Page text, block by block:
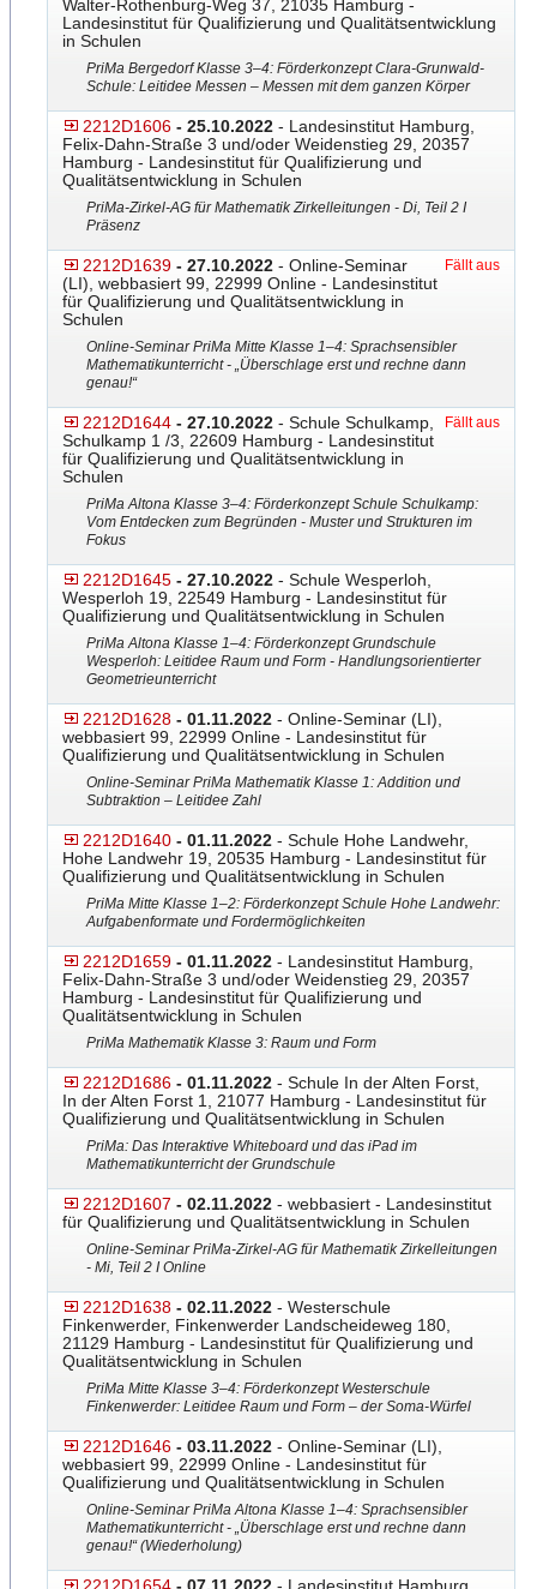
Walter-Rothenburg-Weg 37, 21035 Hamburg -
Landesinstitut für Qualifizierung und Qualitätsentwicklung
in Schulen
PriMa Bergedorf Klasse 3–4: Förderkonzept Clara-Grunwald-
Schule: Lei​tidee Messen – Messen mit dem ganzen Körper
2212D1606 - 25.10.2022 - Landesinstitut Hamburg,
Felix-Dahn-Straße 3 und/oder Weidenstieg 29, 20357
Hamburg - Landesinstitut für Qualifizierung und
Qualitätsentwicklung in Schulen
PriMa-Zirkel-AG für Mathematik Zirkelleitungen - Di, Teil 2 I
Präsenz
2212D1639 - 27.10.2022 - Online-Seminar
(LI), webbasiert 99, 22999 Online - Landesinstitut
für Qualifizierung und Qualitätsentwicklung in
Schulen
Fällt aus
Online-Seminar PriMa Mitte Klasse 1–4: Sprachsensibler
Mathematikunterricht - „Überschlage erst und rechne dann
genau!“
2212D1644 - 27.10.2022 - Schule Schulkamp,
Schulkamp 1 /3, 22609 Hamburg - Landesinstitut
für Qualifizierung und Qualitätsentwicklung in
Schulen
Fällt aus
PriMa Altona Klasse 3–4: Förderkonzept Schule Schulkamp:
Vom Entdecken zum Begründen - Muster und Strukturen im
Fokus
2212D1645 - 27.10.2022 - Schule Wesperloh,
Wesperloh 19, 22549 Hamburg - Landesinstitut für
Qualifizierung und Qualitätsentwicklung in Schulen
PriMa Altona Klasse 1–4: Förderkonzept Grundschule
Wesperloh: Leitidee Raum und Form - Handlungsorientierter
Geometrieunterricht
2212D1628 - 01.11.2022 - Online-Seminar (LI),
webbasiert 99, 22999 Online - Landesinstitut für
Qualifizierung und Qualitätsentwicklung in Schulen
Online-Seminar PriMa Mathematik Klasse 1: Addition und
Subtraktion – Leitidee Zahl
2212D1640 - 01.11.2022 - Schule Hohe Landwehr,
Hohe Landwehr 19, 20535 Hamburg - Landesinstitut für
Qualifizierung und Qualitätsentwicklung in Schulen
PriMa Mitte Klasse 1–2: Förderkonzept Schule Hohe Landwehr:
Aufgabenformate und Fordermöglichkeiten
2212D1659 - 01.11.2022 - Landesinstitut Hamburg,
Felix-Dahn-Straße 3 und/oder Weidenstieg 29, 20357
Hamburg - Landesinstitut für Qualifizierung und
Qualitätsentwicklung in Schulen
PriMa Mathematik Klasse 3: Raum und Form
2212D1686 - 01.11.2022 - Schule In der Alten Forst,
In der Alten Forst 1, 21077 Hamburg - Landesinstitut für
Qualifizierung und Qualitätsentwicklung in Schulen
PriMa: Das Interaktive Whiteboard und das iPad im
Mathematikunterricht der Grundschule
2212D1607 - 02.11.2022 - webbasiert - Landesinstitut
für Qualifizierung und Qualitätsentwicklung in Schulen
Online-Seminar PriMa-Zirkel-AG für Mathematik Zirkelleitungen
- Mi, Teil 2 I Online
2212D1638 - 02.11.2022 - Westerschule
Finkenwerder, Finkenwerder Landscheideweg 180,
21129 Hamburg - Landesinstitut für Qualifizierung und
Qualitätsentwicklung in Schulen
PriMa Mitte Klasse 3–4: Förderkonzept Westerschule
Finkenwerder: Leitidee Raum und Form – der Soma-Würfel
2212D1646 - 03.11.2022 - Online-Seminar (LI),
webbasiert 99, 22999 Online - Landesinstitut für
Qualifizierung und Qualitätsentwicklung in Schulen
Online-Seminar PriMa Altona Klasse 1–4: Sprachsensibler
Mathematikunterricht - „Überschlage erst und rechne dann
genau!“ (Wiederholung)